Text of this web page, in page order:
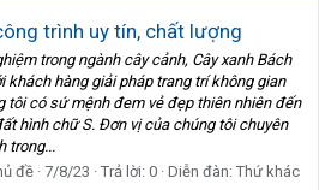
trình uy tín, chất lượng
trong ngành cây cảnh, Cây xanh Bách
khách hàng giải pháp trang trí không gian
tôi có sứ mệnh đem vẻ đẹp thiên nhiên đến
hình chữ S. Đơn vị của chúng tôi chuyên
trong...
đề 7/8/23 Trả lời: 0 Diễn đàn: Thứ khác